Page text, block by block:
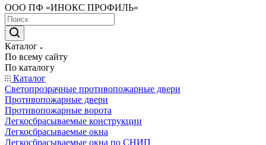
ООО ПФ «ИНОКС ПРОФИЛЬ»
Каталог
По всему сайту
По каталогу
Каталог
Светопрозрачные противопожарные двери
Противопожарные двери
Противопожарные ворота
Легкосбрасываемые конструкции
Легкосбрасываемые окна
Легкосбрасываемые окна по СНИП